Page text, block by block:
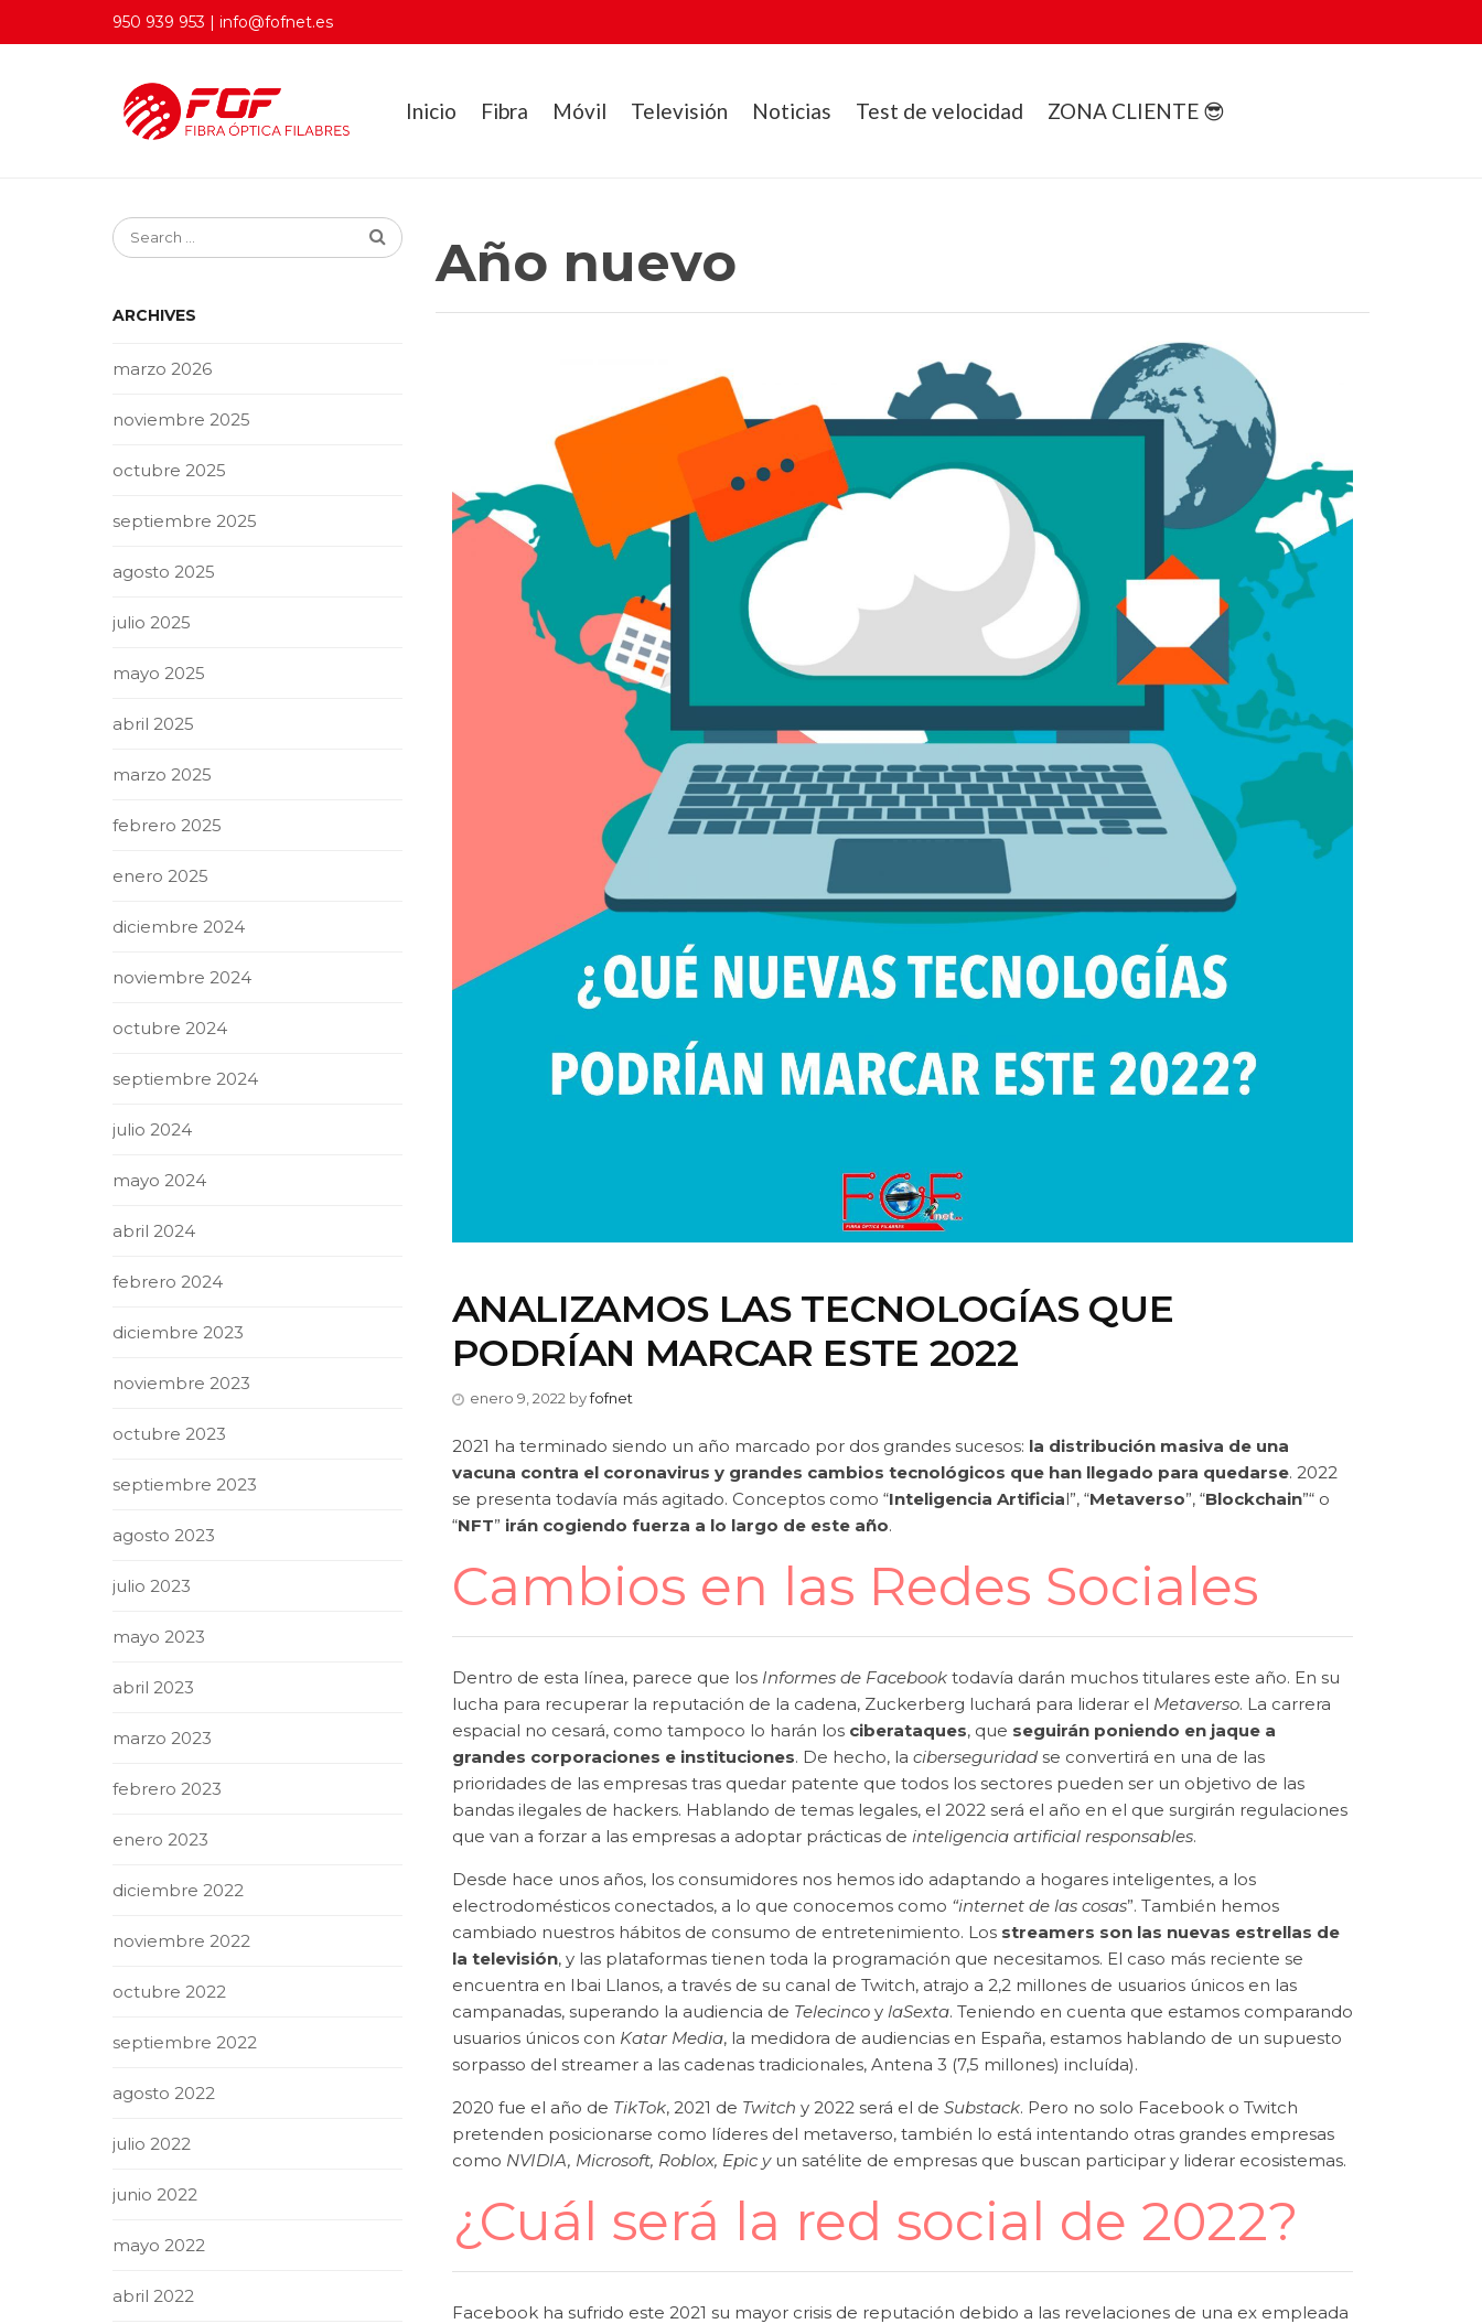
950 939 953 | info@fofnet.es
Inicio Fibra Móvil Televisión Noticias Test de velocidad ZONA CLIENTE 😎
Año nuevo
ANALIZAMOS LAS TECNOLOGÍAS QUE
PODRÍAN MARCAR ESTE 2022
enero 9, 2022 byfofnet
2021 ha terminado siendo un año marcado por dos grandes sucesos: la distribución masiva de una
vacuna contra el coronavirus y grandes cambios tecnológicos que han llegado para quedarse. 2022
se presenta todavía más agitado. Conceptos como “Inteligencia Artificial”, “Metaverso”, “Blockchain”“ o
“NFT” irán cogiendo fuerza a lo largo de este año.
Cambios en las Redes Sociales
Dentro de esta línea, parece que losInformes de Facebooktodavía darán muchos titulares este año. En su
lucha para recuperar la reputación de la cadena, Zuckerberg luchará para liderar el Metaverso. La carrera
espacial no cesará, como tampoco lo harán los ciberataques, que seguirán poniendo en jaque a
grandes corporaciones e instituciones. De hecho, la ciberseguridadse convertirá en una de las
prioridades de las empresas tras quedar patente que todos los sectores pueden ser un objetivo de las
bandas ilegales de hackers. Hablando de temas legales, el 2022 será el año en el que surgirán regulaciones
que van a forzar a las empresas a adoptar prácticas de inteligencia artificial responsables.
Desde hace unos años, los consumidores nos hemos ido adaptando a hogares inteligentes, a los
electrodomésticos conectados, a lo que conocemos como “internet de las cosas”. También hemos
cambiado nuestros hábitos de consumo de entretenimiento. Losstreamers son las nuevas estrellas de
la televisión, y las plataformas tienen toda la programación que necesitamos. El caso más reciente se
encuentra en Ibai Llanos, a través de su canal de Twitch, atrajo a 2,2 millones de usuarios únicos en las
campanadas, superando la audiencia de Telecinco ylaSexta. Teniendo en cuenta que estamos comparando
usuarios únicos con Katar Media, la medidora de audiencias en España, estamos hablando de un supuesto
sorpasso del streamer a las cadenas tradicionales, Antena 3 (7,5 millones) incluída).
2020 fue el año de TikTok, 2021 de Twitch y 2022 será el de Substack. Pero no solo Facebook o Twitch
pretenden posicionarse como líderes del metaverso, también lo está intentando otras grandes empresas
como NVIDIA, Microsoft, Roblox, Epic y un satélite de empresas que buscan participar y liderar ecosistemas.
¿Cuál será la red social de 2022?
Facebook ha sufrido este 2021 su mayor crisis de reputación debido a las revelaciones de una ex empleada
ARCHIVES
marzo 2026
noviembre 2025
octubre 2025
septiembre 2025
agosto 2025
julio 2025
mayo 2025
abril 2025
marzo 2025
febrero 2025
enero 2025
diciembre 2024
noviembre 2024
octubre 2024
septiembre 2024
julio 2024
mayo 2024
abril 2024
febrero 2024
diciembre 2023
noviembre 2023
octubre 2023
septiembre 2023
agosto 2023
julio 2023
mayo 2023
abril 2023
marzo 2023
febrero 2023
enero 2023
diciembre 2022
noviembre 2022
octubre 2022
septiembre 2022
agosto 2022
julio 2022
junio 2022
mayo 2022
abril 2022